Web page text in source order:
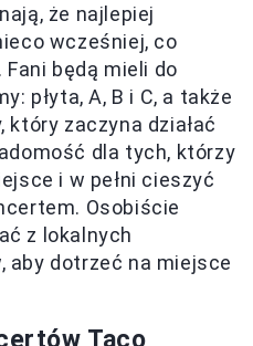
że najlepiej
wcześniej, co
będą mieli do
płyta, A, B i C, a także
który zaczyna działać
dla tych, którzy
i w pełni cieszyć
Osobiście
z lokalnych
aby dotrzeć na miejsce